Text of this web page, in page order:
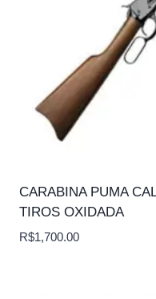
CARABINA PUMA
TIROS OXIDADA
R$1,700.00